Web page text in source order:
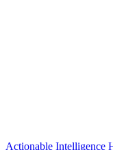
Actionable Intelligence